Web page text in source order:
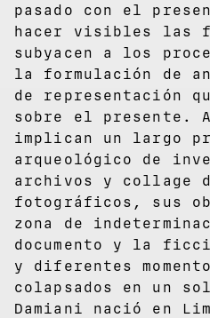
pasado con el
hacer visibles las
subyacen a los
la formulación de
de representación
sobre el presente.
implican un largo
arqueológico de
archivos y collage
fotográficos, sus
zona de
documento y la
y diferentes
colapsados en un
Damiani nació en